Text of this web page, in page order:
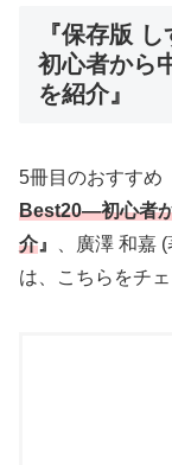
『保存版
初心者から
を紹介』
5冊目のおすすめ
Best20―初心者
介』
、廣澤 和嘉
は、こちらをチェ